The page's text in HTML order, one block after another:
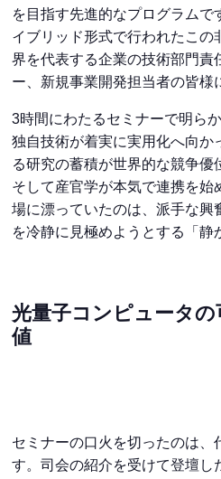
を目指す先進的なプログラムで
イブリッド形式で行われたこの
界を代表する企業の技術部門責
ー、新規事業開発担当者の皆様
3時間にわたるセミナーで明ら
独自技術が着実に実用化へ向か
る研究の蓄積が世界的な競争優
そして産官学が本気で連携を始
場に漂っていたのは、派手な興
を冷静に見極めようとする「静
光量子コンピュータ
値
セミナーの口火を切ったのは
す。司会の紹介を受けて登壇し